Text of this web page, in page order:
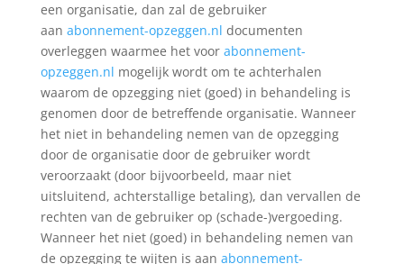
een organisatie, dan zal de gebruiker
aan abonnement-opzeggen.nl documenten
overleggen waarmee het voor abonnement-
opzeggen.nl mogelijk wordt om te achterhalen
waarom de opzegging niet (goed) in behandeling is
genomen door de betreffende organisatie. Wanneer
het niet in behandeling nemen van de opzegging
door de organisatie door de gebruiker wordt
veroorzaakt (door bijvoorbeeld, maar niet
uitsluitend, achterstallige betaling), dan vervallen de
rechten van de gebruiker op (schade-)vergoeding.
Wanneer het niet (goed) in behandeling nemen van
de opzegging te wijten is aan abonnement-